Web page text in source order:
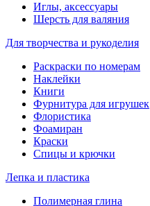
Иглы, аксессуары
Шерсть для валяния
Для творчества и рукоделия
Раскраски по номерам
Наклейки
Книги
Фурнитура для игрушек
Флористика
Фоамиран
Краски
Спицы и крючки
Лепка и пластика
Полимерная глина